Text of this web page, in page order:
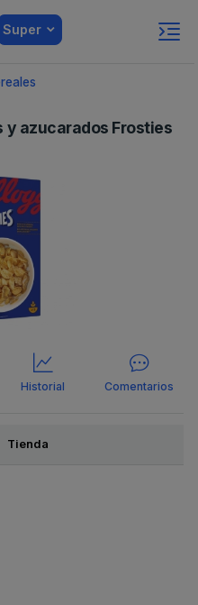
Super
y azucarados Frosties
Historial Comentarios
Tienda